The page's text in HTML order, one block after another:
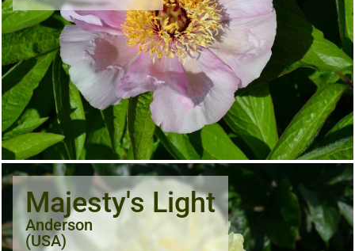
Majesty's Light
Anderson
(USA)